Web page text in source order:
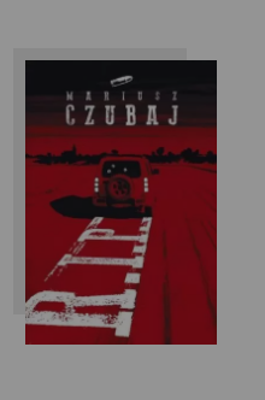
Mariusz Czubaj